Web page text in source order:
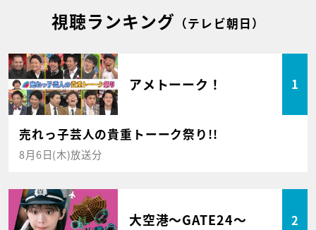
視聴ランキング （テレビ朝日）
アメトーーク！ 1
売れっ子芸人の貴重トーーク祭り!!
8月6日(木)放送分
大空港～GATE24～ 2